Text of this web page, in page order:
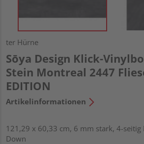
ter Hürne
Sōya Design Klick-
Stein Montreal 2447
EDITION
Artikelinformationen
121,29 x 60,33 cm, 6 mm stark, 4-seitig
Down